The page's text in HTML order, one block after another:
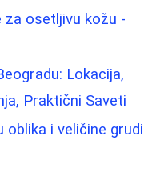
za osetljivu kožu -
Lokacija,
Praktični Saveti
oblika i veličine grudi